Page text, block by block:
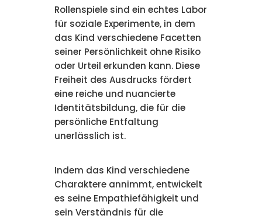
Rollenspiele sind ein echtes Labor
für soziale Experimente, in dem
das Kind verschiedene Facetten
seiner Persönlichkeit ohne Risiko
oder Urteil erkunden kann. Diese
Freiheit des Ausdrucks fördert
eine reiche und nuancierte
Identitätsbildung, die für die
persönliche Entfaltung
unerlässlich ist.
Indem das Kind verschiedene
Charaktere annimmt, entwickelt
es seine Empathiefähigkeit und
sein Verständnis für die